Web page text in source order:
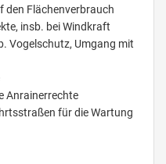
den Flächenverbrauch
insb. bei Windkraft
Vogelschutz, Umgang mit
Anrainerrechte
für die Wartung